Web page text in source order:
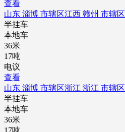
查看
山东 淄博 市辖区江西 赣州 市辖区
半挂车
本地车
36米
17吨
电议
查看
山东 淄博 市辖区浙江 浙江 市辖区
半挂车
本地车
36米